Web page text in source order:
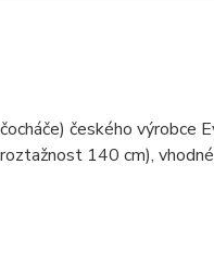
českého výrobce
140 cm),